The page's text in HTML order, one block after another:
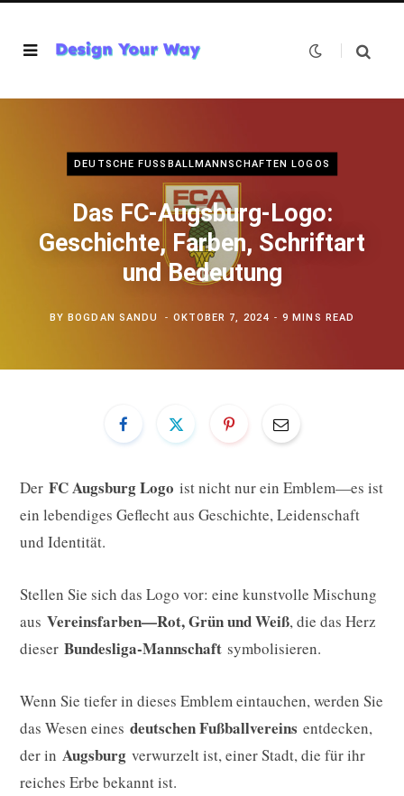
DEUTSCHE FUSSBALLMANNSCHAFTEN LOGOS
Das FC-Augsburg-Logo:
Geschichte, Farben, Schriftart
und Bedeutung
BYBOGDAN SANDU OKTOBER 7, 2024 9 MINS READ
Der FC Augsburg Logo ist nicht nur ein Emblem—es ist
ein lebendiges Geflecht aus Geschichte, Leidenschaft
und Identität.
Stellen Sie sich das Logo vor: eine kunstvolle Mischung
aus Vereinsfarben—Rot, Grün und Weiß, die das Herz
dieser Bundesliga-Mannschaft symbolisieren.
Wenn Sie tiefer in dieses Emblem eintauchen, werden Sie
das Wesen eines deutschen Fußballvereins entdecken,
der in Augsburg verwurzelt ist, einer Stadt, die für ihr
reiches Erbe bekannt ist.